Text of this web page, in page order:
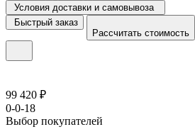
Условия доставки и самовывоза
Быстрый заказ
Рассчитать стоимость
99 420 ₽
0-0-18
Выбор покупателей